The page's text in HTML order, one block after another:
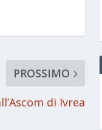
PROSSIMO
di Ivrea